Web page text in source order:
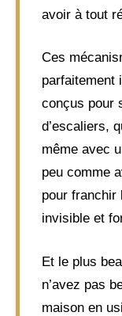
avoir à tout
Ces
parfaitement
conçus pour
d’escaliers,
même avec
peu comme
pour franchir
invisible et
Et le plus
n’avez pas
maison en